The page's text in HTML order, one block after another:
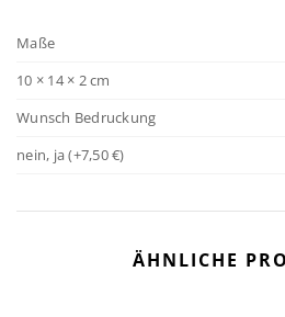
Maße
10 × 14 × 2 cm
Wunsch Bedruckung
nein, ja (+7,50 €)
ÄHNLICHE